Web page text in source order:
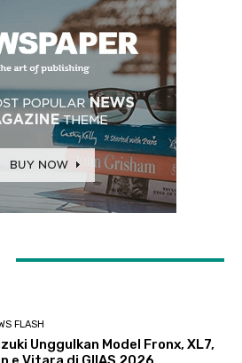
FLASH
Unggulkan Model Fronx, XL7,